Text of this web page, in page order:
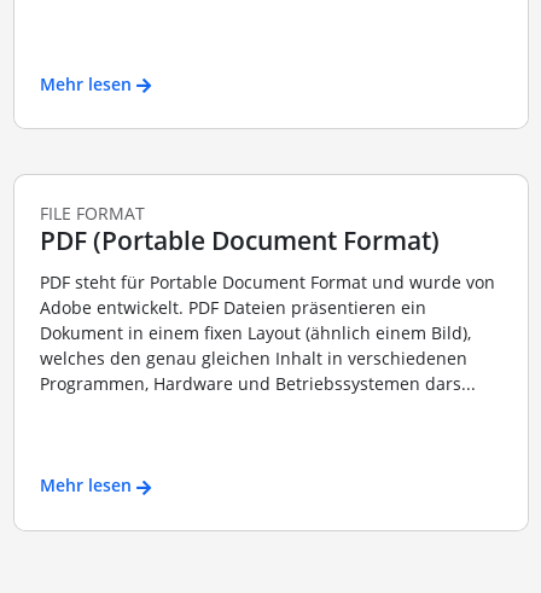
Mehr lesen
FILE FORMAT
PDF (Portable Document Format)
PDF steht für Portable Document Format und wurde von
Adobe entwickelt. PDF Dateien präsentieren ein
Dokument in einem fixen Layout (ähnlich einem Bild),
welches den genau gleichen Inhalt in verschiedenen
Programmen, Hardware und Betriebssystemen dars...
Mehr lesen